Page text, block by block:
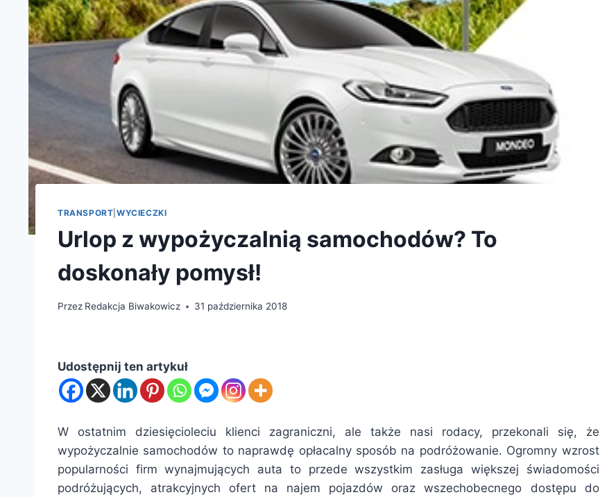
TRANSPORT WYCIECZKI
Urlop z wypożyczalnią samochodów? To
doskonały pomysł!
Przez Redakcja Biwakowicz 31 października 2018
Udostępnij ten artykuł
W ostatnim dziesięcioleciu klienci zagraniczni, ale także nasi rodacy, przekonali się, że
wypożyczalnie samochodów to naprawdę opłacalny sposób na podróżowanie. Ogromny wzrost
popularności firm wynajmujących auta to przede wszystkim zasługa większej świadomości
podróżujących, atrakcyjnych ofert na najem pojazdów oraz wszechobecnego dostępu do